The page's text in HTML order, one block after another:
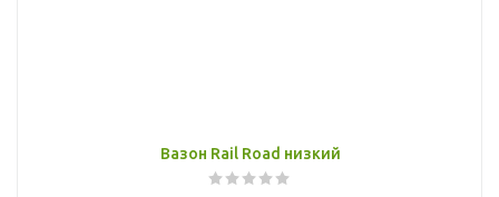
Вазон Rail Road низкий